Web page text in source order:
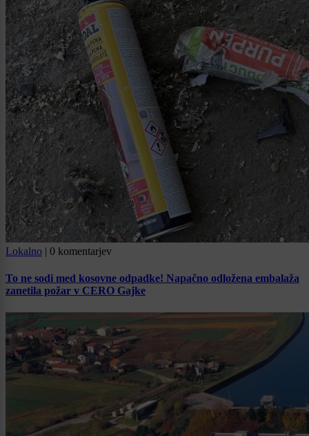
Lokalno | 0 komentarjev
To ne sodi med kosovne odpadke! Napačno odložena embalaža
zanetila požar v CERO Gajke